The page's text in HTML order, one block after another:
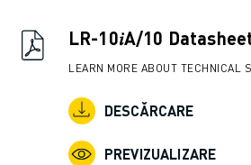
LR-10𝑖A/10
LEARN MORE ABOUT TECHNICAL
DESCĂRCARE
PREVIZUALIZARE